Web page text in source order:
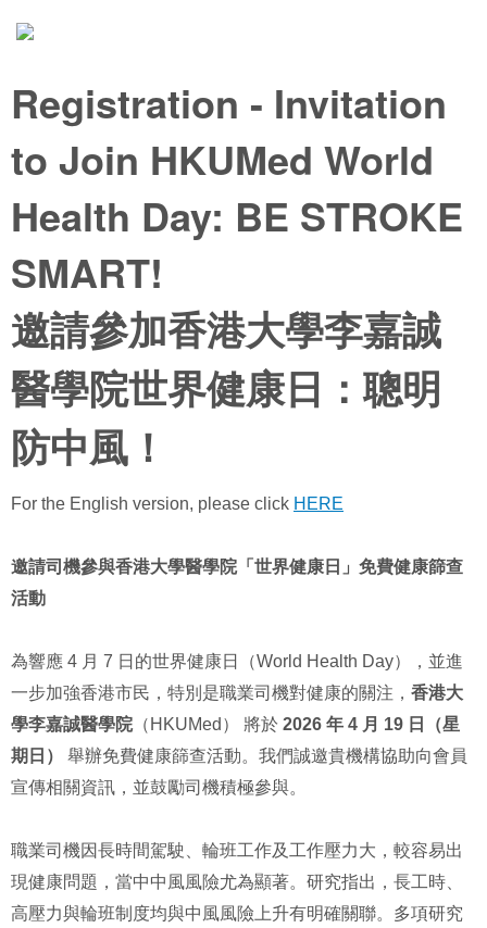
Registration - Invitation
to Join HKUMed World
Health Day: BE STROKE
SMART!
邀請參加香港大學李嘉誠
醫學院世界健康日：聰明
防中風！
For the English version, please click HERE
邀請司機參與香港大學醫學院「世界健康日」免費健康篩查
活動
為響應 4 月 7 日的世界健康日（World Health Day），並進
一步加強香港市民，特別是職業司機對健康的關注， 香港大
學李嘉誠醫學院（HKUMed） 將於 2026 年 4 月 19 日（星
期日）
舉辦免費健康篩查活動。我們誠邀貴機構協助向會員
宣傳相關資訊，並鼓勵司機積極參與。
職業司機因長時間駕駛、輪班工作及工作壓力大，較容易出
現健康問題，當中中風風險尤為顯著。研究指出，長工時、
高壓力與輪班制度均與中風風險上升有明確關聯。多項研究